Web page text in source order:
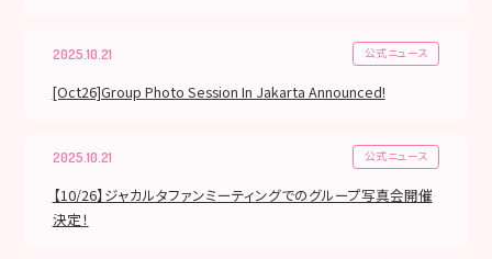
2025.10.21 公式ニュース
[Oct26]Group Photo Session In Jakarta Announced!
2025.10.21 公式ニュース
【10/26】ジャカルタファンミーティングでのグループ写真会開催
決定！